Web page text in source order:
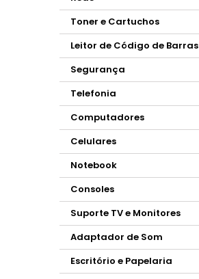
Toner e Cartuchos
Leitor de Código de Barras
Segurança
Telefonia
Computadores
Celulares
Notebook
Consoles
Suporte TV e Monitores
Adaptador de Som
Escritório e Papelaria